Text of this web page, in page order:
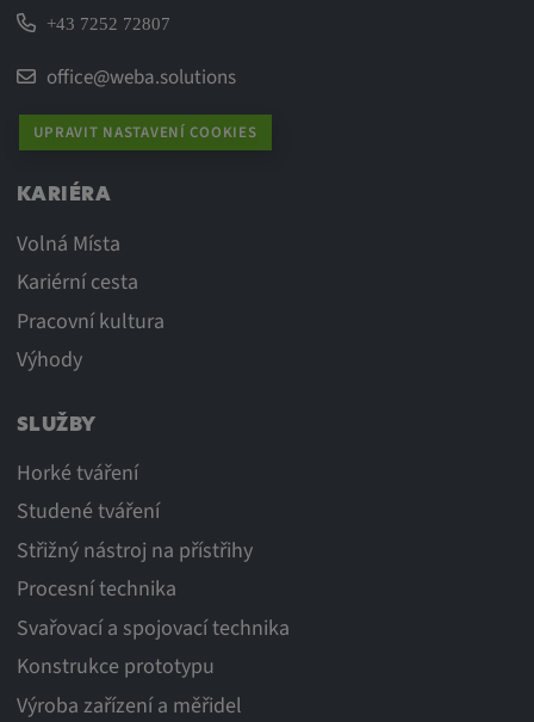
+43 7252 72807
office@weba.solutions
UPRAVIT NASTAVENÍ COOKIES
KARIÉRA
Volná Místa
Kariérní cesta
Pracovní kultura
Výhody
SLUŽBY
Horké tváření
Studené tváření
Střižný nástroj na přístřihy
Procesní technika
Svařovací a spojovací technika
Konstrukce prototypu
Výroba zařízení a měřidel